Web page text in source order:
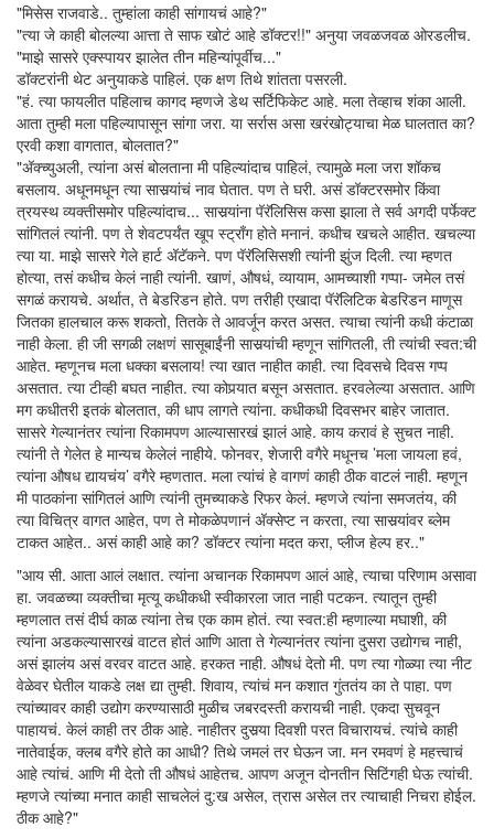
"मिसेस राजवाडे.. तुम्हांला काही सांगायचं आहे?"
"त्या जे काही बोलल्या आत्ता ते साफ खोटं आहे डॉक्टर!!" अनुया जवळजवळ ओरडलीच.
"माझे सासरे एक्स्पायर झालेत तीन महिन्यांपूर्वीच..."
डॉक्टरांनी थेट अनुयाकडे पाहिलं. एक क्षण तिथे शांतता पसरली.
"हं. त्या फायलीत पहिलाच कागद म्हणजे डेथ सर्टिफिकेट आहे. मला तेव्हाच शंका आली.
आता तुम्ही मला पहिल्यापासून सांगा जरा. या सर्रास असा खरंखोट्याचा मेळ घालतात का?
एरवी कशा वागतात, बोलतात?"
"अ‍ॅक्च्युअली, त्यांना असं बोलताना मी पहिल्यांदाच पाहिलं, त्यामुळे मला जरा शॉकच
बसलाय. अधूनमधून त्या सासर्‍यांचं नाव घेतात. पण ते घरी. असं डॉक्टरसमोर किंवा
त्रयस्थ व्यक्तीसमोर पहिल्यांदाच... सासर्‍यांना पॅरॅलिसिस कसा झाला ते सर्व अगदी पर्फेक्ट
सांगितलं त्यांनी. पण ते शेवटपर्यंत खूप स्ट्राँग होते मनानं. कधीच खचले आहीत. खचल्या
त्या या. माझे सासरे गेले हार्ट अ‍ॅटॅकने. पण पॅरॅलिसिसशी त्यांनी झुंज दिली. त्या म्हणत
होत्या, तसं कधीच केलं नाही त्यांनी. खाणं, औषधं, व्यायाम, आमच्याशी गप्पा- जमेल तसं
सगळं करायचे. अर्थात, ते बेडरिडन होते. पण तरीही एखादा पॅरॅलिटिक बेडरिडन माणूस
जितका हालचाल करू शकतो, तितके ते आवर्जून करत असत. त्याचा त्यांनी कधी कंटाळा
नाही केला. ही जी सगळी लक्षणं सासूबाईंनी सासर्‍यांची म्हणून सांगितली, ती त्यांची स्वत:ची
आहेत. म्हणूनच मला धक्का बसलाय! त्या खात नाहीत काही. त्या दिवसचे दिवस गप्प
असतात. त्या टीव्ही बघत नाहीत. त्या कोपर्‍यात बसून असतात. हरवलेल्या असतात. आणि
मग कधीतरी इतकं बोलतात, की धाप लागते त्यांना. कधीकधी दिवसभर बाहेर जातात.
सासरे गेल्यानंतर त्यांना रिकामपण आल्यासारखं झालं आहे. काय करावं हे सुचत नाही.
त्यांनी ते गेलेत हे मान्यच केलेलं नाहीये. फोनवर, शेजारी वगैरे मधूनच ’मला जायला हवं,
त्यांना औषध द्यायचंय’ वगैरे म्हणतात. मला त्यांचं हे वागणं काही ठीक वाटलं नाही. म्हणून
मी पाठकांना सांगितलं आणि त्यांनी तुमच्याकडे रिफर केलं. म्हणजे त्यांना समजतंय, की
त्या विचित्र वागत आहेत, पण ते मोकळेपणानं अ‍ॅक्सेप्ट न करता, त्या सासर्‍यांवर ब्लेम
टाकत आहेत.. असं काही आहे का? डॉक्टर त्यांना मदत करा, प्लीज हेल्प हर.."
"आय सी. आता आलं लक्षात. त्यांना अचानक रिकामपण आलं आहे, त्याचा परिणाम असावा
हा. जवळच्या व्यक्तीचा मृत्यू कधीकधी स्वीकारला जात नाही पटकन. त्यातून तुम्ही
म्हणलात तसं दीर्घ काळ त्यांना तेच एक काम होतं. त्या स्वत:ही म्हणाल्या मघाशी, की
त्यांना अडकल्यासारखं वाटत होतं आणि आता ते गेल्यानंतर त्यांना दुसरा उद्योगच नाही,
असं झालंय असं वरवर वाटत आहे. हरकत नाही. औषधं देतो मी. पण त्या गोळ्या त्या नीट
वेळेवर घेतील याकडे लक्ष द्या तुम्ही. शिवाय, त्यांचं मन कशात गुंततंय का ते पाहा. पण
त्यांच्यावर काही उद्योग करण्यासाठी मुळीच जबरदस्ती करायची नाही. एकदा सुचवून
पाहायचं. केलं काही तर ठीक आहे. नाहीतर दुसर्‍या दिवशी परत विचारायचं. त्यांचे काही
नातेवाईक, क्लब वगैरे होते का आधी? तिथे जमलं तर घेऊन जा. मन रमवणं हे महत्त्वाचं
आहे त्यांचं. आणि मी देतो ती औषधं आहेतच. आपण अजून दोनतीन सिटिंगही घेऊ त्यांची.
म्हणजे त्यांच्या मनात काही साचलेलं दु:ख असेल, त्रास असेल तर त्याचाही निचरा होईल.
ठीक आहे?"